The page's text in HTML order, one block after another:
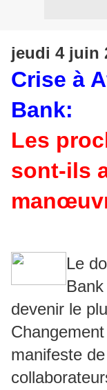
jeudi 4 juin
Crise à
Bank:
Les
sont-ils
Le
devenir le
manifeste